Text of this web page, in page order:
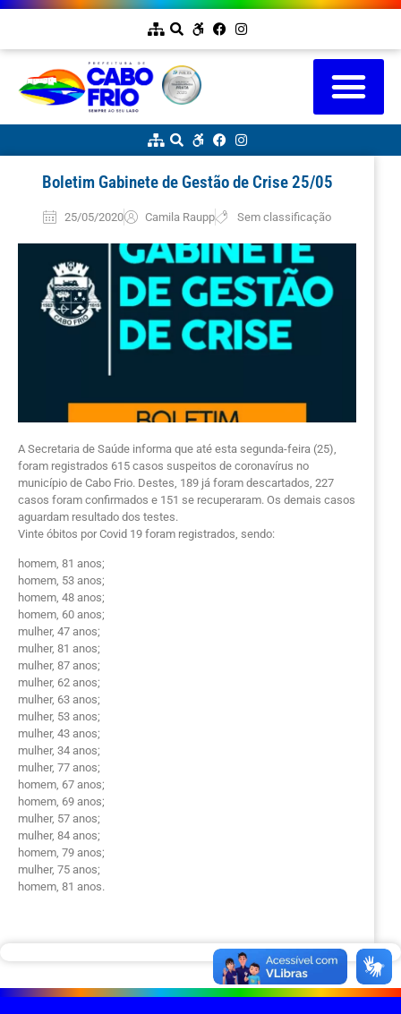
Boletim Gabinete de Gestão de Crise 25/05
25/05/2020 Camila Raupp Sem classificação
A Secretaria de Saúde informa que até esta segunda-feira (25),
foram registrados 615 casos suspeitos de coronavírus no
município de Cabo Frio. Destes, 189 já foram descartados, 227
casos foram confirmados e 151 se recuperaram. Os demais casos
aguardam resultado dos testes.
Vinte óbitos por Covid 19 foram registrados, sendo:
homem, 81 anos;
homem, 53 anos;
homem, 48 anos;
homem, 60 anos;
mulher, 47 anos;
mulher, 81 anos;
mulher, 87 anos;
mulher, 62 anos;
mulher, 63 anos;
mulher, 53 anos;
mulher, 43 anos;
mulher, 34 anos;
mulher, 77 anos;
homem, 67 anos;
homem, 69 anos;
mulher, 57 anos;
mulher, 84 anos;
homem, 79 anos;
mulher, 75 anos;
homem, 81 anos.